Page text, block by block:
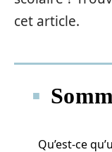
cet article.
Qu’est-ce